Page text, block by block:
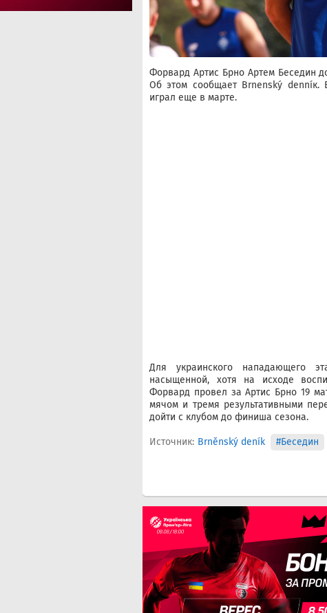
Форвард Артис Брно Артем Беседин
Об этом сообщает Brnenský denníк.
играл еще в марте.
Для украинского нападающего
насыщенной, хотя на исходе
Форвард провел за Артис Брно 19
мячом и тремя результативными
дойти с клубом до финиша сезона.
Источник: Brněnský deník #Беседин